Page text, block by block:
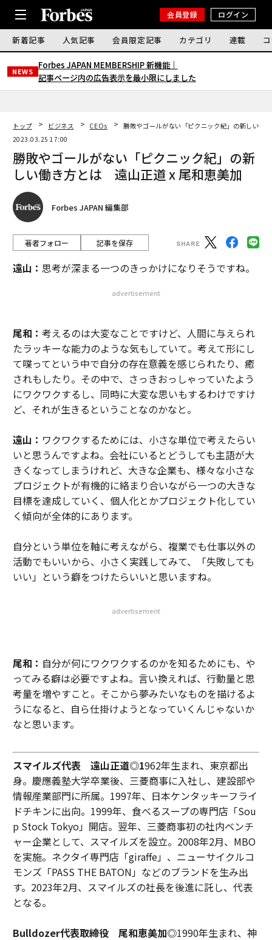
会員登録 ログイン
新着記事 人気記事 会員限定記事 カテゴリ 連載
NEWS
Forbes JAPAN MEMBERSHIP 新機能｜
記事ページ内の広告表示を最小限にしました
トップ ビジネス CEOs
勝敗やゴールがない「ピクニック紀」の新しい働
2023.03.25 17:00
勝敗やゴールがない「ピクニック紀」の新
しい働き方とは 遠山正道 x 尾和恵美加
Forbes JAPAN 編集部
著者フォロー 記事を保存
遠山： 思考が深まる一つのきっかけになりそうですね。
advertisement
尾和： 考えるのは大変なことですけど、人間に与えられ
たラッキーな能力のような気もしていて。考えて形にし
て喋ってという中で自分の存在意義を感じられたり、癒
されもしたり。その中で、さっきおっしゃっていたよう
にワクワクするし、同時に大変な思いもするわけですけ
ど、それが生きるということなのかなと。
遠山： ワクワクするためには、小さな単位で考えたらい
いと思うんですよね。会社にいるとどうしても主語が大
きくなってしまうけれど、大きな企業も、様々な小さな
プロジェクトが有機的に絡まり合いながら一つの大きな
目標を達成していく、個人化とかプロジェクト化してい
く傾向が全体的にあります。
自分という単位を軸に考えながら、複業でも仕事以外の
活動でもいいから、小さく実践してみて、「失敗しても
いい」という癖をつけたらいいと思いますね。
advertisement
尾和： 自分が何にワクワクするのかを知るためにも、や
ってみる癖は必要ですよね。言い換えれば、行動量と思
考量を増やすこと。そこから夢みたいなものを描けるよ
うになると、自ら仕掛けようとなっていくんじゃないか
なと思います。
スマイルズ代表 遠山正道◎1962年生まれ、東京都出
身。慶應義塾大学卒業後、三菱商事に入社し、建設部や
情報産業部門に所属。1997年、日本ケンタッキーフライ
ドチキンに出向。1999年、食べるスープの専門店「Sou
p Stock Tokyo」開店。翌年、三菱商事初の社内ベンチ
ャー企業として、スマイルズを設立。2008年2月、MBO
を実施。ネクタイ専門店「giraffe」、ニューサイクルコ
モンズ「PASS THE BATON」などのブランドを生み出
す。2023年2月、スマイルズの社長を後進に託し、代表
となる。
Bulldozer代表取締役 尾和恵美加◎1990年生まれ、神